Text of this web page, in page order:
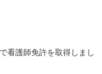
看護師免許を取得しまし